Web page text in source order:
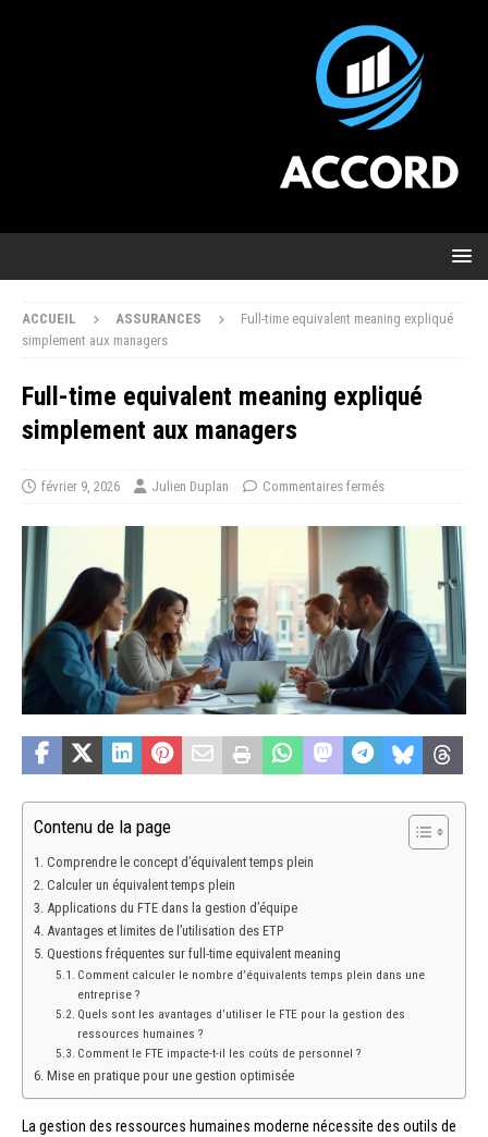
ACCUEIL ASSURANCES
Full-time equivalent meaning expliqué
simplement aux managers
Full-time equivalent meaning expliqué
simplement aux managers
février 9, 2026 Julien Duplan Commentaires fermés
Contenu de la page
Comprendre le concept d’équivalent temps plein
Calculer un équivalent temps plein
Applications du FTE dans la gestion d’équipe
Avantages et limites de l’utilisation des ETP
Questions fréquentes sur full-time equivalent meaning
Comment calculer le nombre d’équivalents temps plein dans une
entreprise ?
Quels sont les avantages d’utiliser le FTE pour la gestion des
ressources humaines ?
Comment le FTE impacte-t-il les coûts de personnel ?
Mise en pratique pour une gestion optimisée
La gestion des ressources humaines moderne nécessite des outils de